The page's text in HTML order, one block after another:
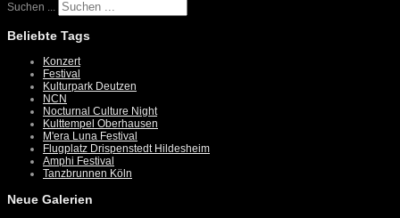
Suchen ...
Beliebte Tags
Konzert
Festival
Kulturpark Deutzen
NCN
Nocturnal Culture Night
Kulttempel Oberhausen
M'era Luna Festival
Flugplatz Drispenstedt Hildesheim
Amphi Festival
Tanzbrunnen Köln
Neue Galerien